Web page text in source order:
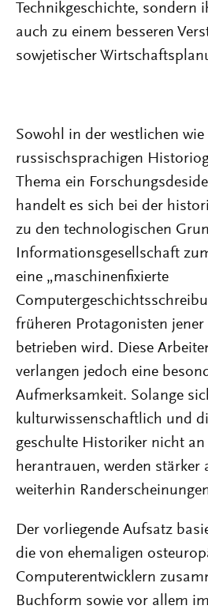
Technikgeschichte, sondern
auch zu einem besseren
sowjetischer
Sowohl in der westlichen
russischsprachigen
Thema ein
handelt es sich bei der
zu den technologischen
Informationsgesellschaft
eine „maschinenfixierte
früheren Protagonisten jener
betrieben wird. Diese
verlangen jedoch eine
Aufmerksamkeit. Solange
kulturwissenschaftlich und
geschulte Historiker nicht
herantrauen, werden stärker
weiterhin
Der vorliegende Aufsatz
die von ehemaligen
Computerentwicklern
Buchform sowie vor allem